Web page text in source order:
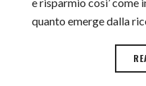
quanto emerge dalla